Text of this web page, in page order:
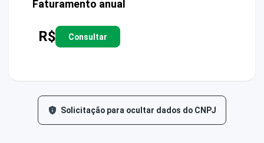
Faturamento anual
R$ Consultar
Solicitação para ocultar dados do CNPJ